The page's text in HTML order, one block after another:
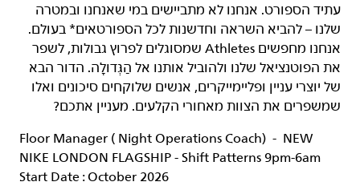
עתיד הספורט. אנחנו לא מתביישים במי שאנחנו ובמטרה
שלנו – להביא השראה וחדשנות לכל הספורטאים* בעולם.
אנחנו מחפשים Athletes שמסוגלים לפרוץ גבולות, לשפר
את הפוטנציאל שלנו ולהוביל אותנו אל הַגְּדוּלָה. הדור הבא
של יוצרי עניין ופליימייקרים, אנשים שלוקחים סיכונים ואלו
שמשפרים את הצוות מאחורי הקלעים. מעניין אתכם?
Floor Manager ( Night Operations Coach) - NEW
NIKE LONDON FLAGSHIP - Shift Patterns 9pm-6am
Start Date : October 2026